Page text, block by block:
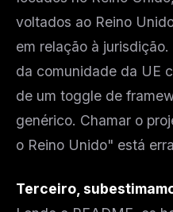
voltados ao Reino
em relação à
da comunidade da UE
de um toggle de
genérico. Chamar o
o Reino Unido" está
Terceiro,